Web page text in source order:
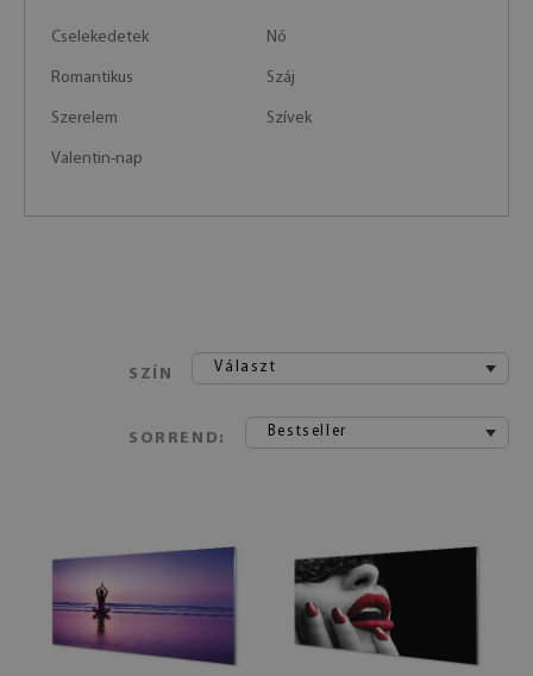
Cselekedetek Nő
Romantikus Száj
Szerelem Szívek
Valentin-nap
SZÍN Választ
SORREND: Bestseller